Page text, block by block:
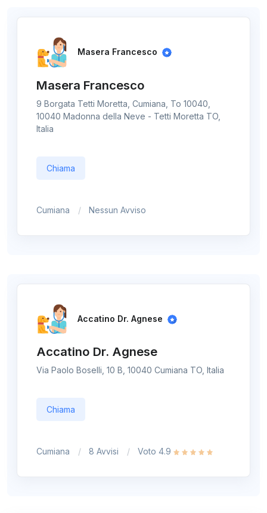
Masera Francesco
Masera Francesco
9 Borgata Tetti Moretta, Cumiana, To 10040,
10040 Madonna della Neve - Tetti Moretta TO,
Italia
Chiama
Cumiana Nessun Avviso
Accatino Dr. Agnese
Accatino Dr. Agnese
Via Paolo Boselli, 10 B, 10040 Cumiana TO, Italia
Chiama
Cumiana 8 Avvisi Voto 4.9